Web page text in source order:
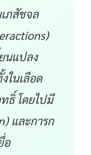
ภสัชจล
นแปลง
ในเลือด
ธิ์ โดยไปมี
และการก
อ